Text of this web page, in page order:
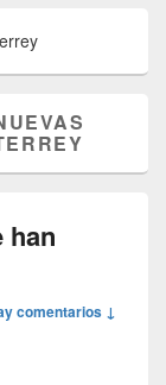
han
comentarios ↓